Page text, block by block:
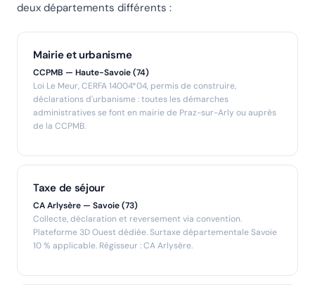
deux départements différents :
Mairie et urbanisme
CCPMB — Haute-Savoie (74)
Loi Le Meur, CERFA 14004*04, permis de construire,
déclarations d'urbanisme : toutes les démarches
administratives se font en mairie de Praz-sur-Arly ou auprès
de la CCPMB.
Taxe de séjour
CA Arlysère — Savoie (73)
Collecte, déclaration et reversement via convention.
Plateforme 3D Ouest dédiée. Surtaxe départementale Savoie
10 % applicable. Régisseur : CA Arlysère.